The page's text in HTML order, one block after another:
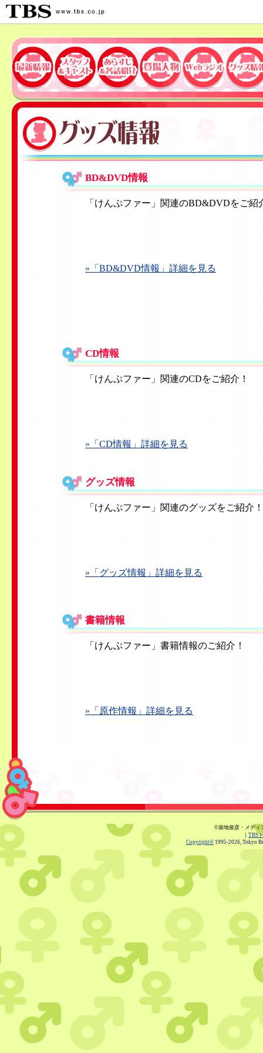
BD&DVD情報
「けんぷファー」関連のBD&DVDをご紹
»「BD&DVD情報」詳細を見る
CD情報
「けんぷファー」関連のCDをご紹介！
»「CD情報」詳細を見る
グッズ情報
「けんぷファー」関連のグッズをご紹介！
»「グッズ情報」詳細を見る
書籍情報
「けんぷファー」書籍情報のご紹介！
»「原作情報」詳細を見る
©築地俊彦・メディ
｜ TBS
Copyright© 1995-2026, Tokyo